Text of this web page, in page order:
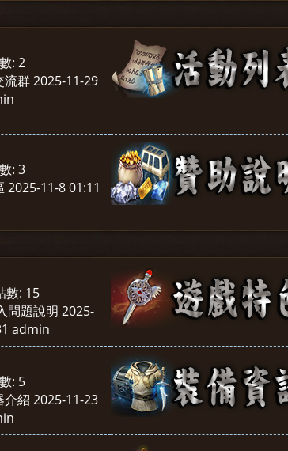
: 2
流群2025-11-29
: 3
2025-11-8 01:11
數: 15
問題說明 2025-
admin
: 5
介紹 2025-11-23